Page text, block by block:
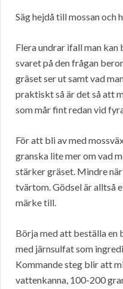
Säg hejdå till mossan och
Flera undrar ifall man
svaret på den frågan
gräset ser ut samt vad
praktiskt så är det så att
som mår fint redan vid
För att bli av med
granska lite mer om vad
stärker gräset. Mindre
tvärtom. Gödsel är alltså
märke till.
Börja med att beställa
med järnsulfat som
Kommande steg blir att
vattenkanna, 100-200